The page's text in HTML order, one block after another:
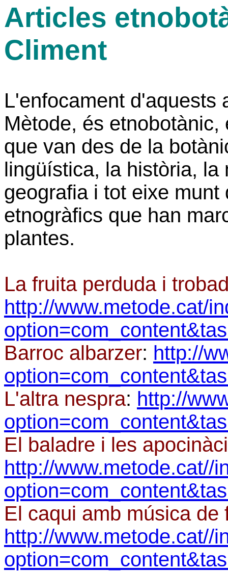
Articles
Climent
L'enfocament d'aquests
Mètode, és
que van des de la
lingüística, la història,
geografia i tot eixe
etnogràfics que han
plantes.
La fruita perduda i
http://www.metode.cat/
Barroc albarzer: http://
L'altra nespra: http://
El baladre i les
http://www.metode.cat//
El caqui amb música de
http://www.metode.cat//